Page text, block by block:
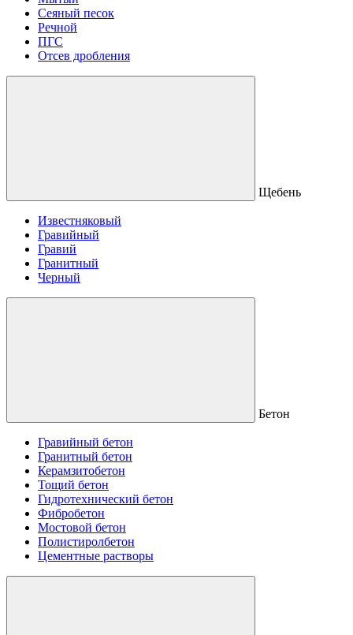
Сеяный песок
Речной
ПГС
Отсев дробления
Щебень
Известняковый
Гравийный
Гравий
Гранитный
Черный
Бетон
Гравийный бетон
Гранитный бетон
Керамзитобетон
Тощий бетон
Гидротехнический бетон
Фибробетон
Мостовой бетон
Полистиролбетон
Цементные растворы